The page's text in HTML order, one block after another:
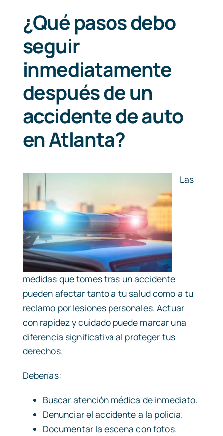
¿Qué pasos debo
seguir
inmediatamente
después de un
accidente de auto
en Atlanta?
Las
medidas que tomes tras un accidente
pueden afectar tanto a tu salud como a tu
reclamo por lesiones personales. Actuar
con rapidez y cuidado puede marcar una
diferencia significativa al proteger tus
derechos.
Deberías:
Buscar atención médica de inmediato.
Denunciar el accidente a la policía.
Documentar la escena con fotos.